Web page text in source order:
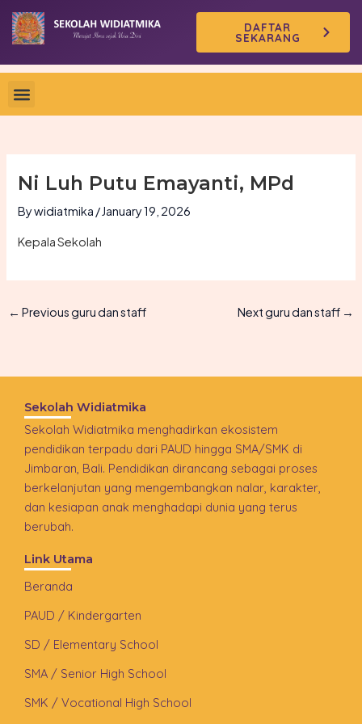
Skip
content
DAFTAR
SEKARANG
Ni Luh Putu Emayanti, MPd
Bywidiatmika /January 19, 2026
Kepala Sekolah
← Previous guru dan staff Next guru dan staff →
Sekolah Widiatmika
Sekolah Widiatmika menghadirkan ekosistem
pendidikan terpadu dari PAUD hingga SMA/SMK di
Jimbaran, Bali. Pendidikan dirancang sebagai proses
berkelanjutan yang mengembangkan nalar, karakter,
dan kesiapan anak menghadapi dunia yang terus
berubah.
Link Utama
Beranda
PAUD / Kindergarten
SD / Elementary School
SMA / Senior High School
SMK / Vocational High School